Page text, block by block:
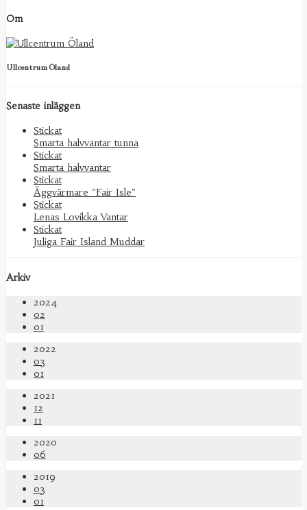
Om
Ullcentrum Öland
Senaste inläggen
Stickat
Smarta halvvantar tunna
Stickat
Smarta halvvantar
Stickat
Äggvärmare "Fair Isle"
Stickat
Lenas Lovikka Vantar
Stickat
Juliga Fair Island Muddar
Arkiv
2024
02
01
2022
03
01
2021
12
11
2020
06
2019
03
01